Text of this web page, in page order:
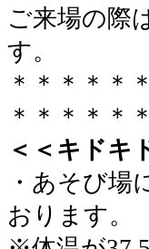
ご来場の際
す。
＊＊＊＊＊
＊＊＊＊＊
＜＜キドキ
・あそび場
おります。